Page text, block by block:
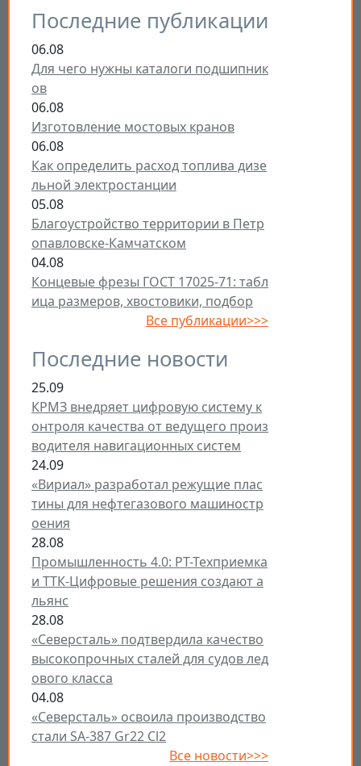
Последние публикации
06.08
Для чего нужны каталоги подшипник
ов
06.08
Изготовление мостовых кранов
06.08
Как определить расход топлива дизе
льной электростанции
05.08
Благоустройство территории в Петр
опавловске-Камчатском
04.08
Концевые фрезы ГОСТ 17025-71: табл
ица размеров, хвостовики, подбор
Все публикации>>>
Последние новости
25.09
КРМЗ внедряет цифровую систему к
онтроля качества от ведущего произ
водителя навигационных систем
24.09
«Вириал» разработал режущие плас
тины для нефтегазового машиностр
оения
28.08
Промышленность 4.0: РТ-Техприемка
и ТТК-Цифровые решения создают а
льянс
28.08
«Северсталь» подтвердила качество
высокопрочных сталей для судов лед
ового класса
04.08
«Северсталь» освоила производство
стали SA-387 Gr22 Cl2
Все новости>>>